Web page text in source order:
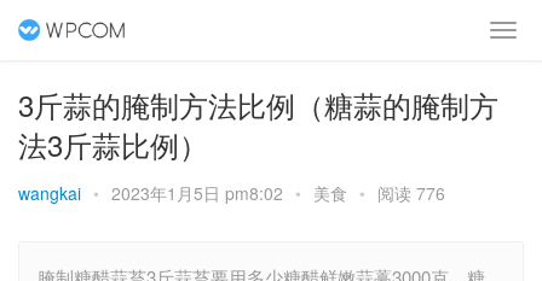
3斤蒜的腌制方法比例（糖蒜的腌制方
法3斤蒜比例）
wangkai • 2023年1月5日 pm8:02 • 美食 • 阅读 776